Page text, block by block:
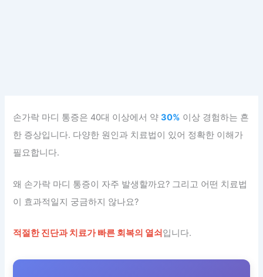
손가락 마디 통증은 40대 이상에서 약30% 이상 경험하는 흔
한 증상입니다. 다양한 원인과 치료법이 있어 정확한 이해가
필요합니다.
왜 손가락 마디 통증이 자주 발생할까요? 그리고 어떤 치료법
이 효과적일지 궁금하지 않나요?
적절한 진단과 치료가 빠른 회복의 열쇠입니다.